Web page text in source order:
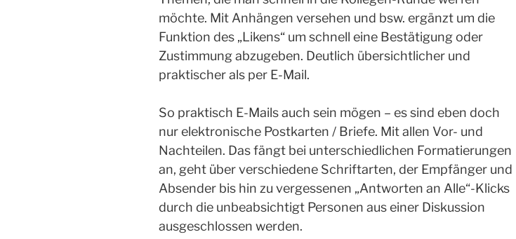
möchte. Mit Anhängen versehen und bsw. ergänzt um die
Funktion des „Likens“ um schnell eine Bestätigung oder
Zustimmung abzugeben. Deutlich übersichtlicher und
praktischer als per E-Mail.
So praktisch E-Mails auch sein mögen – es sind eben doch
nur elektronische Postkarten / Briefe. Mit allen Vor- und
Nachteilen. Das fängt bei unterschiedlichen Formatierungen
an, geht über verschiedene Schriftarten, der Empfänger und
Absender bis hin zu vergessenen „Antworten an Alle“-Klicks
durch die unbeabsichtigt Personen aus einer Diskussion
ausgeschlossen werden.